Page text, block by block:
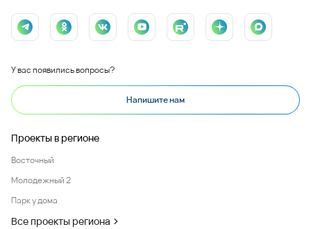
У вас появились вопросы?
Напишите нам
Проекты в регионе
Восточный
Молодежный 2
Парк у дома
Все проекты региона